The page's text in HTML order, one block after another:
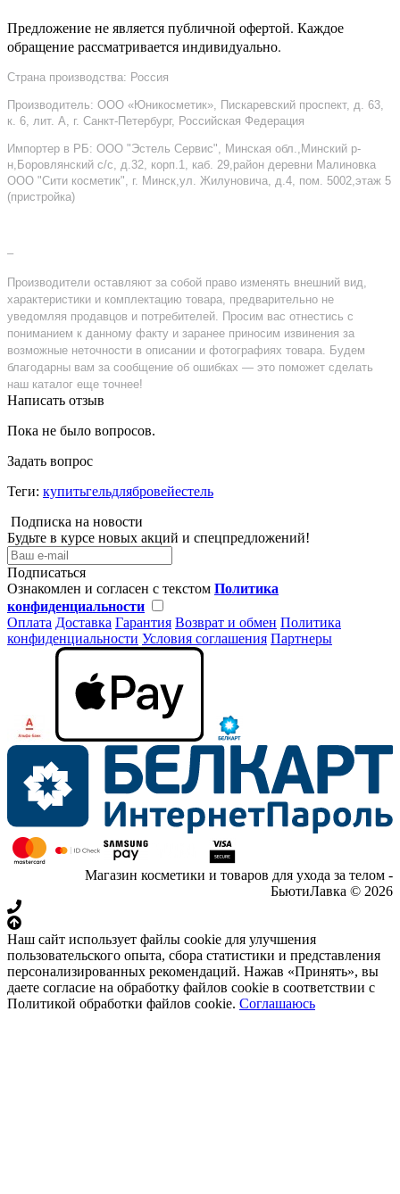
Предложение не является публичной офертой. Каждое
обращение рассматривается индивидуально.
Страна производства: Россия
Производитель: ООО «Юникосметик», Пискаревский проспект, д. 63,
к. 6, лит. А, г. Санкт-Петербург, Российская Федерация
Импортер в РБ: ООО "Эстель Сервис", Минская обл.,Минский р-
н,Боровлянский с/с, д.32, корп.1, каб. 29,район деревни Малиновка
ООО "Сити косметик", г. Минск,ул. Жилуновича, д.4, пом. 5002,этаж 5
(пристройка)
–
Производители оставляют за собой право изменять внешний вид,
характеристики и комплектацию товара, предварительно не
уведомляя продавцов и потребителей. Просим вас отнестись с
пониманием к данному факту и заранее приносим извинения за
возможные неточности в описании и фотографиях товара. Будем
благодарны вам за сообщение об ошибках — это поможет сделать
наш каталог еще точнее!
Написать отзыв
Пока не было вопросов.
Задать вопрос
Теги: купитьгельдлябровейестель
Подписка на новости
Будьте в курсе новых акций и спецпредложений!
Подписаться
Ознакомлен и согласен с текстом Политика
конфиденциальности
Оплата Доставка Гарантия Возврат и обмен Политика
конфиденциальности Условия соглашения Партнеры
Магазин косметики и товаров для ухода за телом -
БьютиЛавка © 2026
Наш сайт использует файлы cookie для улучшения
пользовательского опыта, сбора статистики и представления
персонализированных рекомендаций. Нажав «Принять», вы
даете согласие на обработку файлов cookie в соответствии с
Политикой обработки файлов cookie. Соглашаюсь